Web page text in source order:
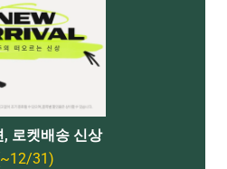
, 로켓배송 신상
31)